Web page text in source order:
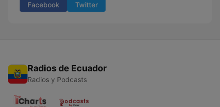
Facebook Twitter
Radios de Ecuador
Radios y Podcasts